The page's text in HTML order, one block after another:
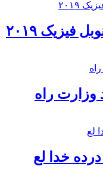
فیزیک ۲۰۱۹
وزارت راه
خدا لع